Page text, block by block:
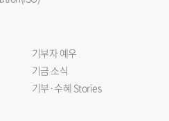
기부자 예우
기금 소식
기부·수혜 Stories